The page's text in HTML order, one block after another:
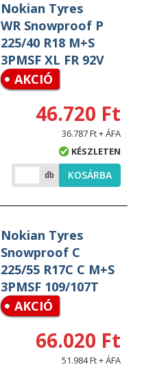
Nokian Tyres
WR Snowproof P
225/40 R18 M+S
3PMSF XL FR 92V
AKCIÓ
46.720 Ft
36.787 Ft + ÁFA
KÉSZLETEN
db KOSÁRBA
Nokian Tyres
Snowproof C
225/55 R17C C M+S
3PMSF 109/107T
AKCIÓ
66.020 Ft
51.984 Ft + ÁFA